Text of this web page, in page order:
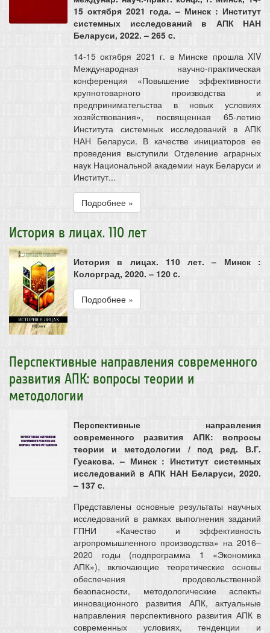
15 октября 2021 года. – Минск : Институт
системных исследований в АПК НАН
Беларуси, 2022. – 265 c.
14-15 октября 2021 г. в Минске прошла XIV
Международная научно-практическая
конференция «Повышение эффективности
крупнотоварного производства и
предпринимательства в новых условиях
хозяйствования», посвященная 65-летию
Института системных исследований в АПК
НАН Беларуси. В качестве инициаторов ее
проведения выступили Отделение аграрных
наук Национальной академии наук Беларуси и
Институт...
Подробнее »
История в лицах. 110 лет
История в лицах. 110 лет. – Минск :
Колорград, 2020. – 120 c.
Подробнее »
Перспективные направления современного
развития АПК: вопросы теории и
методологии
Перспективные направления
современного развития АПК: вопросы
теории и методологии / под ред. В.Г.
Гусакова. – Минск : Институт системных
исследований в АПК НАН Беларуси, 2020.
– 137 c.
Представлены основные результаты научных
исследований в рамках выполнения заданий
ГПНИ «Качество и эффективность
агропромышленного производства» на 2016–
2020 годы (подпрограмма 1 «Экономика
АПК»), включающие теоретические основы
обеспечения продовольственной
безопасности, методологические аспекты
инновационного развития АПК, актуальные
направления перспективного развития АПК в
современных условиях, тенденции и